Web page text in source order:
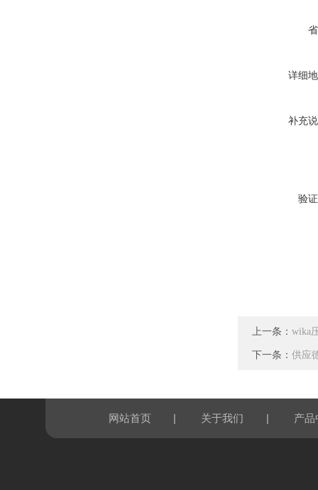
详细
补充
验
上一条： wika
下一条： 供应
网站首页 | 关于我们 | 产品